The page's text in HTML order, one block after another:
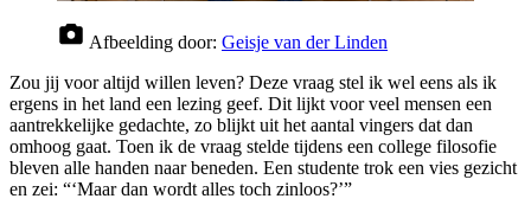
Afbeelding door: Geisje van der Linden
Zou jij voor altijd willen leven? Deze vraag stel ik wel eens als ik
ergens in het land een lezing geef. Dit lijkt voor veel mensen een
aantrekkelijke gedachte, zo blijkt uit het aantal vingers dat dan
omhoog gaat. Toen ik de vraag stelde tijdens een college filosofie
bleven alle handen naar beneden. Een studente trok een vies gezicht
en zei: “‘Maar dan wordt alles toch zinloos?’”